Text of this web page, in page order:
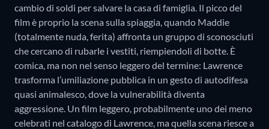
cambio di soldi per salvare la casa di famiglia. Il picco del
film è proprio la scena sulla spiaggia, quando Maddie
(totalmente nuda, ferita) affronta un gruppo di sconosciuti
che cercano di rubarle i vestiti, riempiendoli di botte. È
comica, ma non nel senso leggero del termine: Lawrence
trasforma l’umiliazione pubblica in un gesto di autodifesa
quasi animalesco, dove la vulnerabilità diventa
aggressione. Un film leggero, probabilmente uno dei meno
celebrati nel catalogo di Lawrence, ma quella scena riesce a